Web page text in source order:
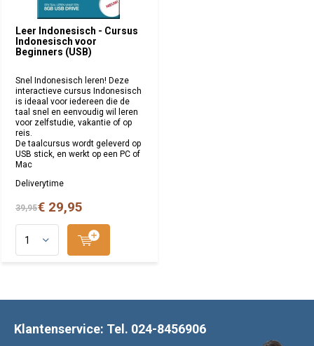
Leer Indonesisch - Cursus
Indonesisch voor
Beginners (USB)
Snel Indonesisch leren! Deze
interactieve cursus Indonesisch
is ideaal voor iedereen die de
taal snel en eenvoudig wil leren
voor zelfstudie, vakantie of op
reis.
De taalcursus wordt geleverd op
USB stick, en werkt op een PC of
Mac
Deliverytime
39,95€ 29,95
Klantenservice: Tel. 024-8456906